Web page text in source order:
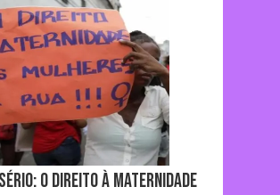
o DIREITO À MATERNIDADE